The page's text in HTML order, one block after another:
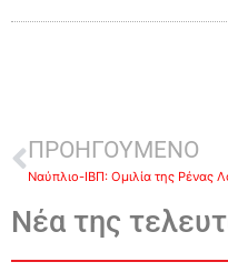
ΠΡΟΗΓΟΥΜΕΝΟ
Νέα της